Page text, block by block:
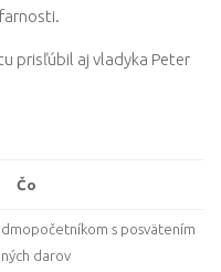
prisľúbil aj vladyka Peter
Čo
s posvätením
darov